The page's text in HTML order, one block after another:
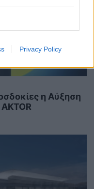
Privacy Policy
η Αύξηση